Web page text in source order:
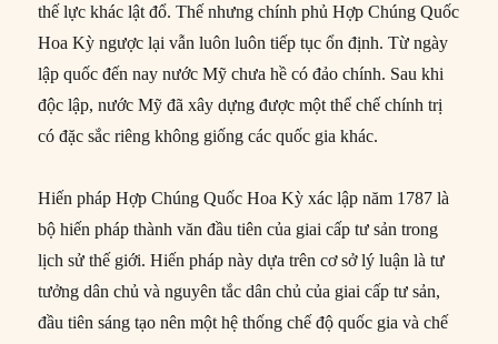
thế lực khác lật đổ. Thế nhưng chính phủ Hợp Chúng Quốc
Hoa Kỳ ngược lại vẫn luôn luôn tiếp tục ổn định. Từ ngày
lập quốc đến nay nước Mỹ chưa hề có đảo chính. Sau khi
độc lập, nước Mỹ đã xây dựng được một thể chế chính trị
có đặc sắc riêng không giống các quốc gia khác.
Hiến pháp Hợp Chúng Quốc Hoa Kỳ xác lập năm 1787 là
bộ hiến pháp thành văn đầu tiên của giai cấp tư sản trong
lịch sử thế giới. Hiến pháp này dựa trên cơ sở lý luận là tư
tưởng dân chủ và nguyên tắc dân chủ của giai cấp tư sản,
đầu tiên sáng tạo nên một hệ thống chế độ quốc gia và chế